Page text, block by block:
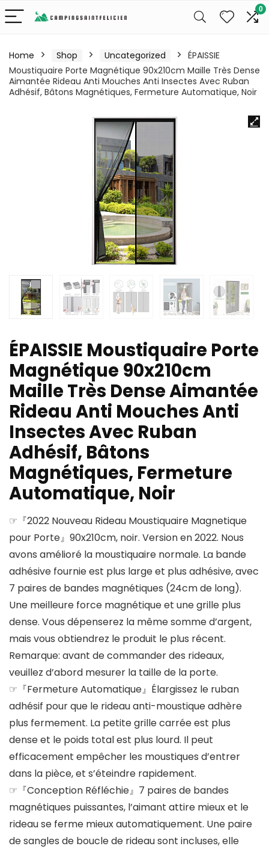
0
Home Shop Uncategorized
ÉPAISSIE
Moustiquaire Porte Magnétique 90x210cm Maille Très Dense
Aimantée Rideau Anti Mouches Anti Insectes Avec Ruban
Adhésif, Bâtons Magnétiques, Fermeture Automatique, Noir
ÉPAISSIE Moustiquaire Porte
Magnétique 90x210cm
Maille Très Dense Aimantée
Rideau Anti Mouches Anti
Insectes Avec Ruban
Adhésif, Bâtons
Magnétiques, Fermeture
Automatique, Noir
☞『2022 Nouveau Rideau Moustiquaire Magnetique
pour Porte』90x210cm, noir. Version en 2022. Nous
avons amélioré la moustiquaire normale. La bande
adhésive fournie est plus large et plus adhésive, avec
7 paires de bandes magnétiques (24cm de long).
Une meilleure force magnétique et une grille plus
dense. Vous dépenserez la même somme d’argent,
mais vous obtiendrez le produit le plus récent.
Remarque: avant de commander des rideaux,
veuillez d’abord mesurer la taille de la porte.
☞『Fermeture Automatique』Élargissez le ruban
adhésif pour que le rideau anti-moustique adhère
plus fermement. La petite grille carrée est plus
dense et le poids total est plus lourd. Il peut
efficacement empêcher les moustiques d’entrer
dans la pièce, et s’éteindre rapidement.
☞『Conception Réfléchie』7 paires de bandes
magnétiques puissantes, l’aimant attire mieux et le
rideau se ferme mieux automatiquement. Une paire
de sangles de boucle de rideau sont incluses, elle